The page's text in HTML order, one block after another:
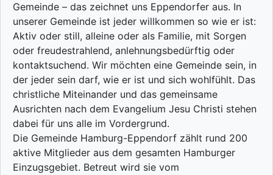
Gemeinde – das zeichnet uns Eppendorfer aus. In
unserer Gemeinde ist jeder willkommen so wie er ist:
Aktiv oder still, alleine oder als Familie, mit Sorgen
oder freudestrahlend, anlehnungsbedürftig oder
kontaktsuchend. Wir möchten eine Gemeinde sein, in
der jeder sein darf, wie er ist und sich wohlfühlt. Das
christliche Miteinander und das gemeinsame
Ausrichten nach dem Evangelium Jesu Christi stehen
dabei für uns alle im Vordergrund.
Die Gemeinde Hamburg-Eppendorf zählt rund 200
aktive Mitglieder aus dem gesamten Hamburger
Einzugsgebiet. Betreut wird sie vom